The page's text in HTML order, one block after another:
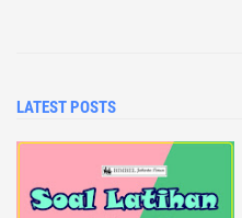
LATEST POSTS